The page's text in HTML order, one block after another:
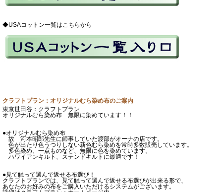
◆USAコットン一覧はこちらから
クラフトプラン：オリジナルむら染め布のご案内
東京世田谷：クラフトプラン
オリジナルむら染め布 無限に染めています！！
●オリジナルむら染め布
故 河本昭郎先生に師事していた渡部がオーナの店です。
色が出たり色うつりしない新色むら染めを常時多数販売しています。
多色染め、一点ものなど、無限に色を染めています。
ハワイアンキルト、ステンドキルトに最適です！
●見て触って選んで返せる布選び！
クラフトプランでは、見て触って選んで返せる布選びが出来る形で、
あなたのお好みの布をご購入いただけるシステムがございます。